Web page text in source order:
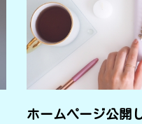
ホームページ公開